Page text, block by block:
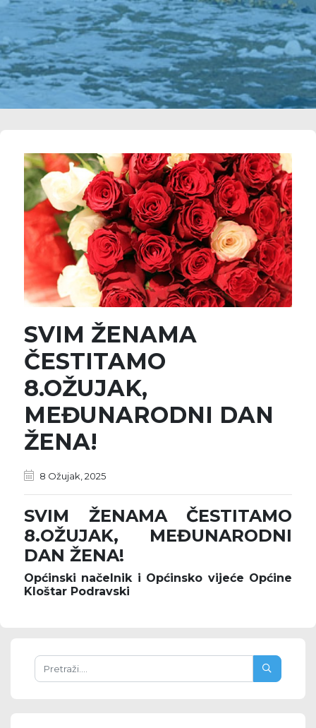
SVIM ŽENAMA
ČESTITAMO
8.OŽUJAK,
MEĐUNARODNI DAN
ŽENA!
8 Ožujak, 2025
SVIM ŽENAMA ČESTITAMO
8.OŽUJAK, MEĐUNARODNI
DAN ŽENA!
Općinski načelnik i Općinsko vijeće Općine
Kloštar Podravski